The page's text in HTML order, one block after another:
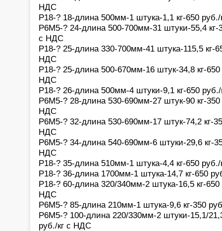
НДС
Р18-? 18-длина 500мм-1 штука-1,1 кг-650
Р6М5-? 24-длина 500-700мм-31 штуки-55,4 кг-
с НДС
Р18-? 25-длина 330-700мм-41 штука-115,5 кг-
НДС
Р18-? 25-длина 500-670мм-16 штук-34,8 кг-650
НДС
Р18-? 26-длина 500мм-4 штуки-9,1 кг-650
Р6М5-? 28-длина 530-690мм-27 штук-90 кг-350
НДС
Р6М5-? 32-длина 530-690мм-17 штук-74,2 кг-
НДС
Р6М5-? 34-длина 540-690мм-6 штуки-29,6 кг-
НДС
Р18-? 35-длина 510мм-1 штука-4,4 кг-650
Р18-? 36-длина 1700мм-1 штука-14,7 кг-650
Р18-? 60-длина 320/340мм-2 штука-16,5 кг-650
НДС
Р6М5-? 85-длина 210мм-1 штука-9,6 кг-350
Р6М5-? 100-длина 220/330мм-2 штуки-15,1/
руб./кг с НДС